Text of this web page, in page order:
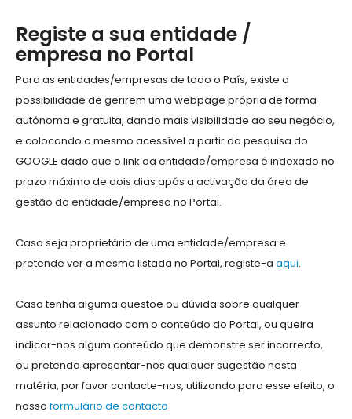
Registe a sua entidade /
empresa no Portal
Para as entidades/empresas de todo o País, existe a
possibilidade de gerirem uma webpage própria de forma
autónoma e gratuita, dando mais visibilidade ao seu negócio,
e colocando o mesmo acessível a partir da pesquisa do
GOOGLE dado que o link da entidade/empresa é indexado no
prazo máximo de dois dias após a activação da área de
gestão da entidade/empresa no Portal.
Caso seja proprietário de uma entidade/empresa e
pretende ver a mesma listada no Portal, registe-a aqui.
Caso tenha alguma questõe ou dúvida sobre qualquer
assunto relacionado com o conteúdo do Portal, ou queira
indicar-nos algum conteúdo que demonstre ser incorrecto,
ou pretenda apresentar-nos qualquer sugestão nesta
matéria, por favor contacte-nos, utilizando para esse efeito, o
nossoformulário de contacto